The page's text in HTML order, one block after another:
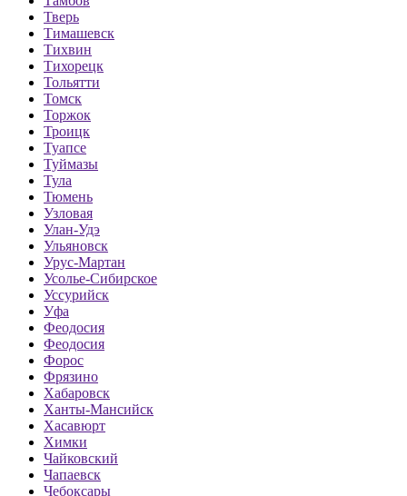
Тверь
Тимашевск
Тихвин
Тихорецк
Тольятти
Томск
Торжок
Троицк
Туапсе
Туймазы
Тула
Тюмень
Узловая
Улан-Удэ
Ульяновск
Урус-Мартан
Усолье-Сибирское
Уссурийск
Уфа
Феодосия
Феодосия
Форос
Фрязино
Хабаровск
Ханты-Мансийск
Хасавюрт
Химки
Чайковский
Чапаевск
Чебоксары